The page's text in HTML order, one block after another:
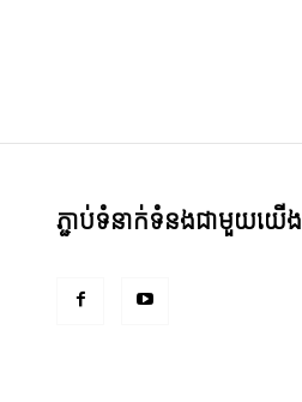
ភ្ជាប់ទំនាក់ទំនងជាមួយយើង